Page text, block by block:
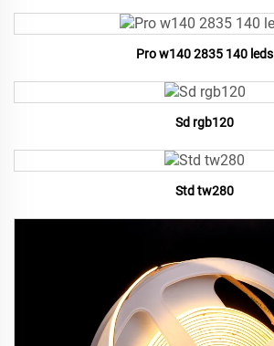
Pro w140 2835 140 leds
Sd rgb120
Std tw280